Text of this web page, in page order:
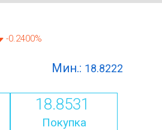
-0.2400%
Мин.: 18.8222
18.8531
Покупка